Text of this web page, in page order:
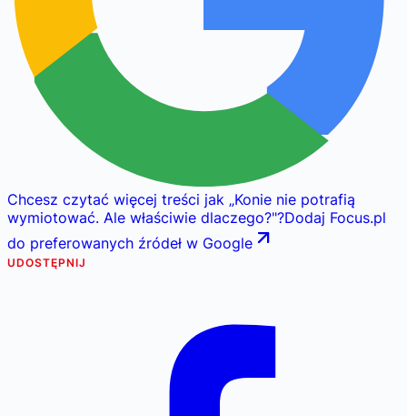
Chcesz czytać więcej treści jak „Konie nie potrafią
wymiotować. Ale właściwie dlaczego?"?Dodaj Focus.pl
do preferowanych źródeł w Google
UDOSTĘPNIJ